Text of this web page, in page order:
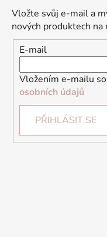
Vložte svůj e-mail a
nových produktech na
E-mail
Vložením e-mailu
osobních údajů
PŘIHLÁSIT SE